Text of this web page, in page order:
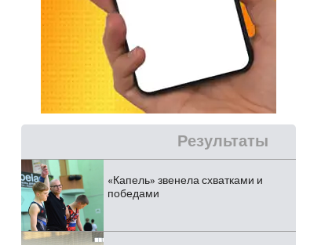
Результаты
«Капель» звенела схватками и
победами